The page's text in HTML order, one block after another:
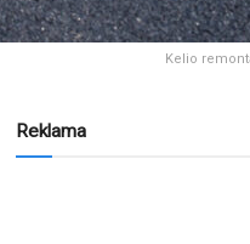
Kelio
Reklama